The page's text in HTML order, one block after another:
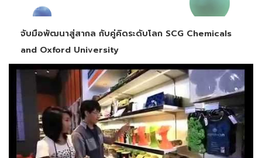
จับมือพัฒนาสู่สากล กับคู่คิดระดับโลก SCG Chemicals
and Oxford University